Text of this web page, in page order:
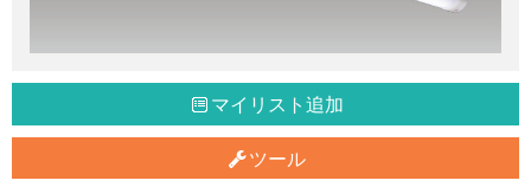
マイリスト追加
ツール